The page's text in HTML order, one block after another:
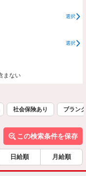
選択
選択
まない
社会保険あり ブラン
この検索条件を保存
日給順 月給順